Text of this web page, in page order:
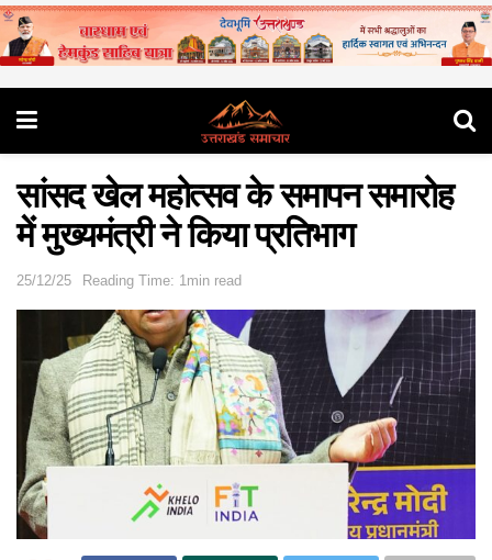
सांसद खेल महोत्सव के समापन समारोह
में मुख्यमंत्री ने किया प्रतिभाग
25/12/25 Reading Time: 1min read